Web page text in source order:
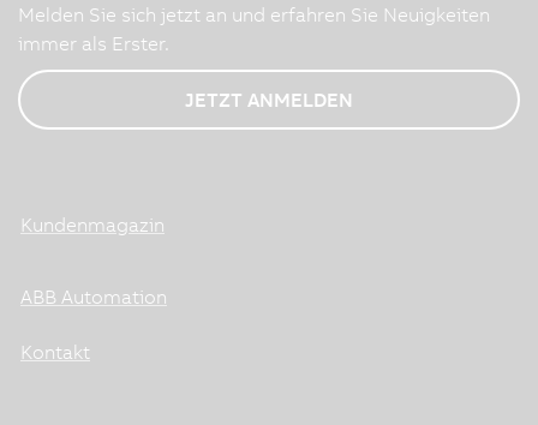
Melden Sie sich jetzt an und erfahren Sie Neuigkeiten
immer als Erster.
JETZT ANMELDEN
Kundenmagazin
ABB Automation
Kontakt